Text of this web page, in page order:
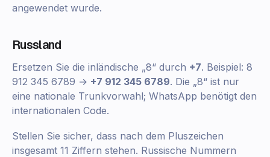
angewendet wurde.
Russland
Ersetzen Sie die inländische „8“ durch +7. Beispiel: 8
912 345 6789 → +7 912 345 6789. Die „8“ ist nur
eine nationale Trunkvorwahl; WhatsApp benötigt den
internationalen Code.
Stellen Sie sicher, dass nach dem Pluszeichen
insgesamt 11 Ziffern stehen. Russische Nummern